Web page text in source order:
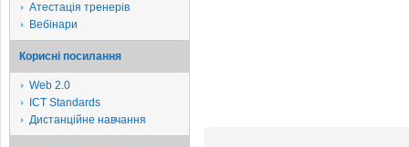
Атестація тренерів
Вебінари
Корисні посилання
Web 2.0
ICT Standards
Дистанційне навчання